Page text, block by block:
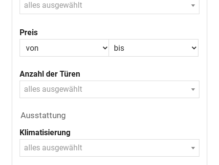
alles ausgewählt
Preis
Anzahl der Türen
alles ausgewählt
Ausstattung
Klimatisierung
alles ausgewählt